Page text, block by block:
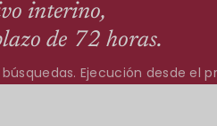
interino,
de 72 horas.
Ejecución desde el